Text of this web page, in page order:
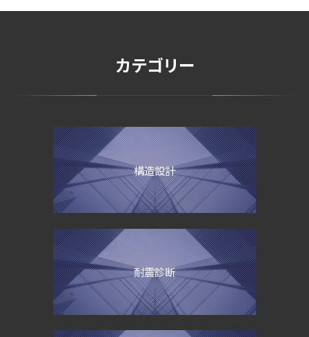
カテゴリー
構造設計
耐震診断